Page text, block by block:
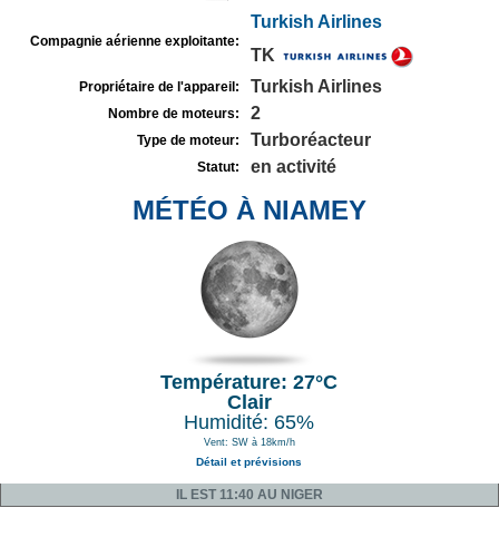
Compagnie aérienne exploitante:
Turkish Airlines
TK
Propriétaire de l'appareil: Turkish Airlines
Nombre de moteurs: 2
Type de moteur: Turboréacteur
Statut: en activité
MÉTÉO À NIAMEY
Température: 27°C
Clair
Humidité: 65%
Vent: SW à 18km/h
Détail et prévisions
IL EST 11:40 AU NIGER